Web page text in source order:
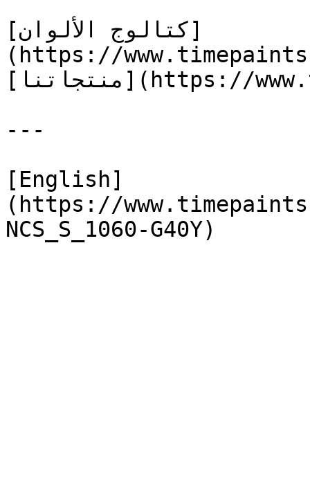
[كتالوج الألوان]
(https://
[منتجاتنا](https://www.timepaints.com/ar/products)
---
[English]
(https://
NCS_S_1060-G40Y)